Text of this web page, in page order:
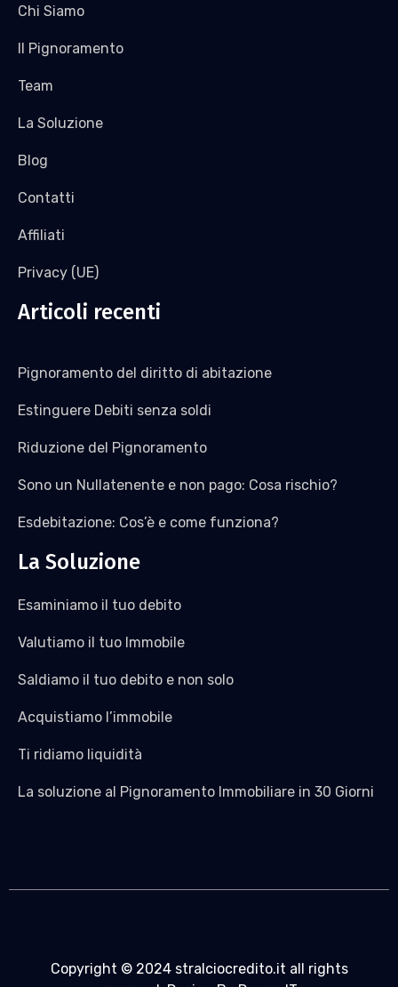
Chi Siamo
Il Pignoramento
Team
La Soluzione
Blog
Contatti
Affiliati
Privacy (UE)
Articoli recenti
Pignoramento del diritto di abitazione
Estinguere Debiti senza soldi
Riduzione del Pignoramento
Sono un Nullatenente e non pago: Cosa rischio?
Esdebitazione: Cos’è e come funziona?
La Soluzione
Esaminiamo il tuo debito
Valutiamo il tuo Immobile
Saldiamo il tuo debito e non solo
Acquistiamo l’immobile
Ti ridiamo liquidità
La soluzione al Pignoramento Immobiliare in 30 Giorni
Copyright © 2024 stralciocredito.it all rights